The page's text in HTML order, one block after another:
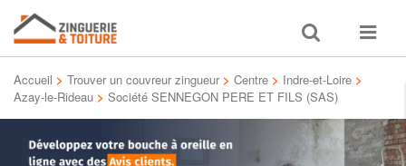
Toggle
search
Toggle
Accueil > Trouver un couvreur zingueur > Centre > Indre-et-Loire >
Azay-le-Rideau > Société SENNEGON PERE ET FILS (SAS)